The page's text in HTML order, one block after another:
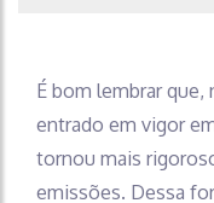
É bom lembrar que,
entrado em vigor
tornou mais
emissões. Dessa